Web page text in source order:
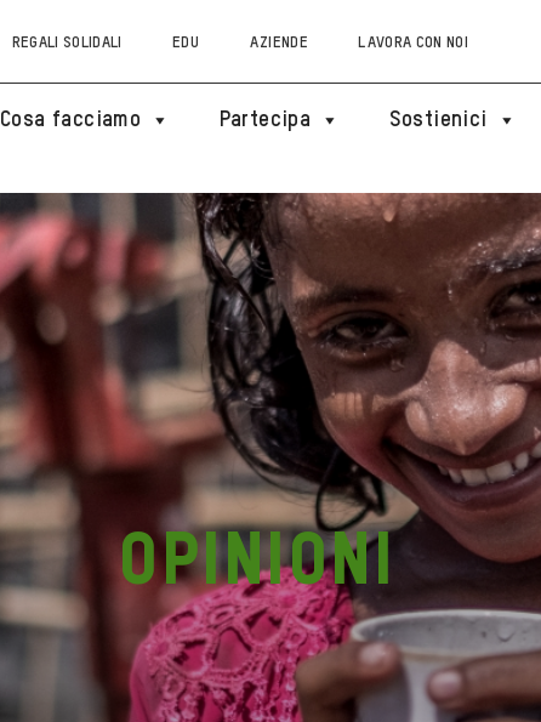
REGALI SOLIDALI EDU AZIENDE LAVORA CON NOI
Cosa facciamo Partecipa Sostienici
Opinioni